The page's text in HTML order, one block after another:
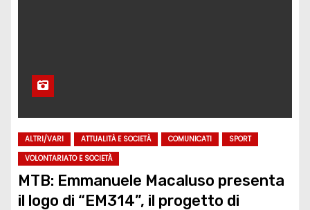
ALTRI/VARI ATTUALITÀ E SOCIETÀ COMUNICATI
SPORT
VOLONTARIATO E SOCIETÀ
MTB: Emmanuele Macaluso presenta
il logo di “EM314”, il progetto di